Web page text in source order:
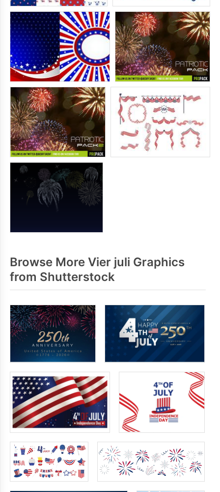
Browse More Vier juli Graphics
from Shutterstock